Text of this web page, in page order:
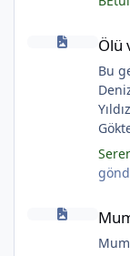
Ölü
Bu
Ölü
Ayı
Ay
Mum
*